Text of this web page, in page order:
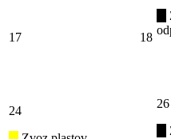
17 18
24
26